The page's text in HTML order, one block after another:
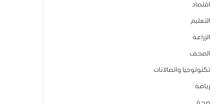
اقتصاد
التعليم
الزراعة
الصحف
تكنولوجيا واتصالاتات
رياضة
صحة